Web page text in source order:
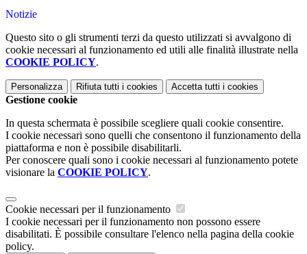
Notizie
Questo sito o gli strumenti terzi da questo utilizzati si avvalgono di
cookie necessari al funzionamento ed utili alle finalità illustrate nella
COOKIE POLICY.
Personalizza Rifiuta tutti i cookies Accetta tutti i cookies
Gestione cookie
In questa schermata è possibile scegliere quali cookie consentire.
I cookie necessari sono quelli che consentono il funzionamento della
piattaforma e non è possibile disabilitarli.
Per conoscere quali sono i cookie necessari al funzionamento potete
visionare la COOKIE POLICY.
Cookie necessari per il funzionamento
I cookie necessari per il funzionamento non possono essere
disabilitati. È possibile consultare l'elenco nella pagina della cookie
policy.